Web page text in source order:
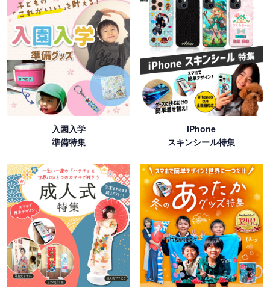
入園入学
準備特集
iPhone
スキンシール特集